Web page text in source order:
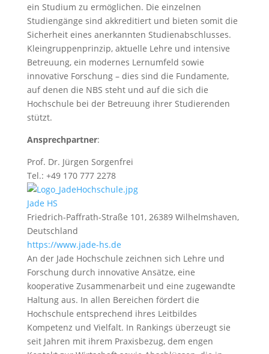
ein Studium zu ermöglichen. Die einzelnen
Studiengänge sind akkreditiert und bieten somit die
Sicherheit eines anerkannten Studienabschlusses.
Kleingruppenprinzip, aktuelle Lehre und intensive
Betreuung, ein modernes Lernumfeld sowie
innovative Forschung – dies sind die Fundamente,
auf denen die NBS steht und auf die sich die
Hochschule bei der Betreuung ihrer Studierenden
stützt.
Ansprechpartner:
Prof. Dr. Jürgen Sorgenfrei
Tel.: +49 170 777 2278
Jade HS
Friedrich-Paffrath-Straße 101, 26389 Wilhelmshaven,
Deutschland
https://www.jade-hs.de
An der Jade Hochschule zeichnen sich Lehre und
Forschung durch innovative Ansätze, eine
kooperative Zusammenarbeit und eine zugewandte
Haltung aus. In allen Bereichen fördert die
Hochschule entsprechend ihres Leitbildes
Kompetenz und Vielfalt. In Rankings überzeugt sie
seit Jahren mit ihrem Praxisbezug, dem engen